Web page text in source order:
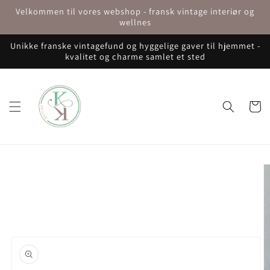
Gå til
Velkommen til vores webshop - fransk vintage interiør og
wellnes
Unikke franske vintagefund og hyggelige gaver til hjemmet -
kvalitet og charme samlet et sted